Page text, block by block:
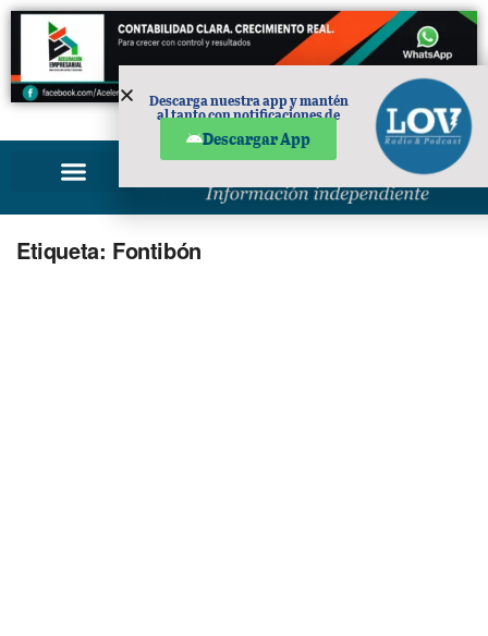
PUBLICIDAD
Etiqueta: Fontibón
Descarga nuestra app y mantén
al tanto con notificaciones de
Descargar App